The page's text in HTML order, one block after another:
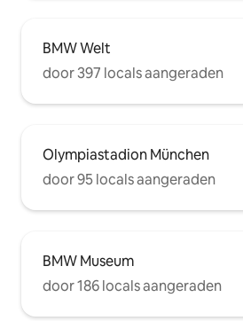
BMW Welt
door 397 locals aangeraden
Olympiastadion München
door 95 locals aangeraden
BMW Museum
door 186 locals aangeraden